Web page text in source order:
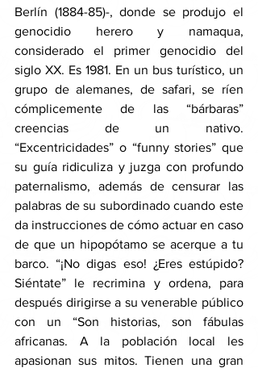
Berlín (1884-85)-, donde se produjo el
genocidio herero y namaqua,
considerado el primer genocidio del
siglo XX. Es 1981. En un bus turístico, un
grupo de alemanes, de safari, se ríen
cómplicemente de las “bárbaras”
creencias de un nativo.
“Excentricidades” o “funny stories” que
su guía ridiculiza y juzga con profundo
paternalismo, además de censurar las
palabras de su subordinado cuando este
da instrucciones de cómo actuar en caso
de que un hipopótamo se acerque a tu
barco. “¡No digas eso! ¿Eres estúpido?
Siéntate” le recrimina y ordena, para
después dirigirse a su venerable público
con un “Son historias, son fábulas
africanas. A la población local les
apasionan sus mitos. Tienen una gran